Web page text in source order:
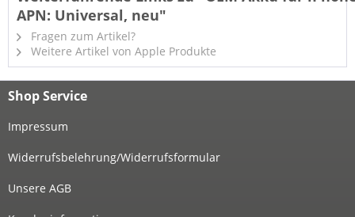
APN: Universal, neu"
Fragen zum Artikel?
Weitere Artikel von Apple Produkte
Shop Service
Impressum
Widerrufsbelehrung/Widerrufsformular
Unsere AGB